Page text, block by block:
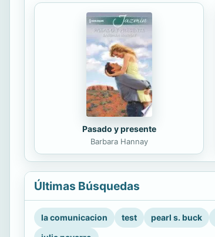
Pasado y presente
Barbara Hannay
Últimas Búsquedas
la comunicacion test pearl s. buck